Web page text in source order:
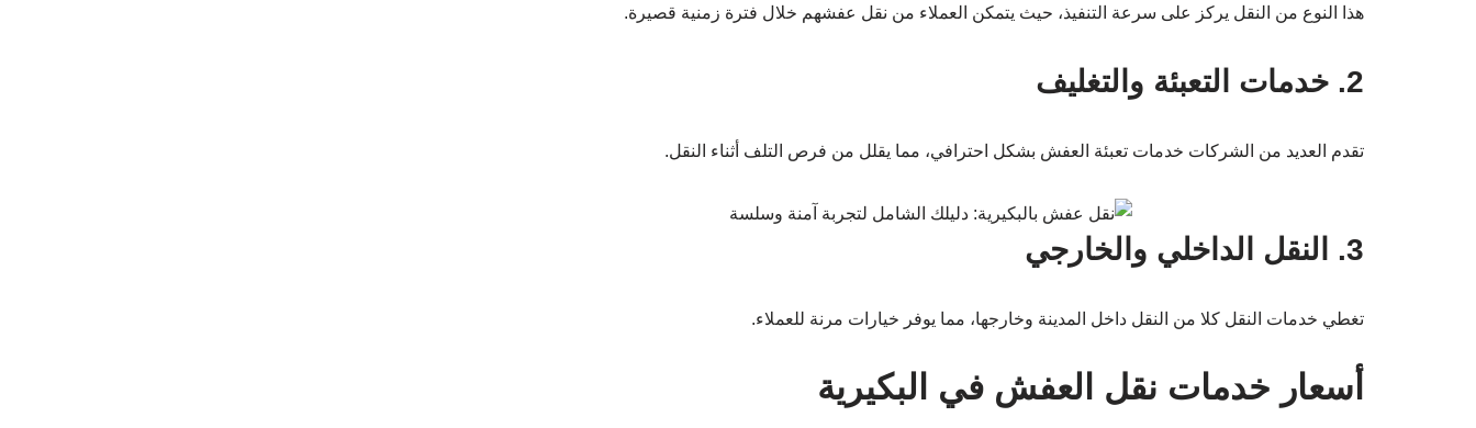
هذا النوع من النقل يركز على سرعة التنفيذ، حيث يتمكن العملاء من نقل عفشهم خلال فترة زمنية قصيرة.
2. خدمات التعبئة والتغليف
تقدم العديد من الشركات خدمات تعبئة العفش بشكل احترافي، مما يقلل من فرص التلف أثناء النقل.
3. النقل الداخلي والخارجي
تغطي خدمات النقل كلا من النقل داخل المدينة وخارجها، مما يوفر خيارات مرنة للعملاء.
أسعار خدمات نقل العفش في البكيرية